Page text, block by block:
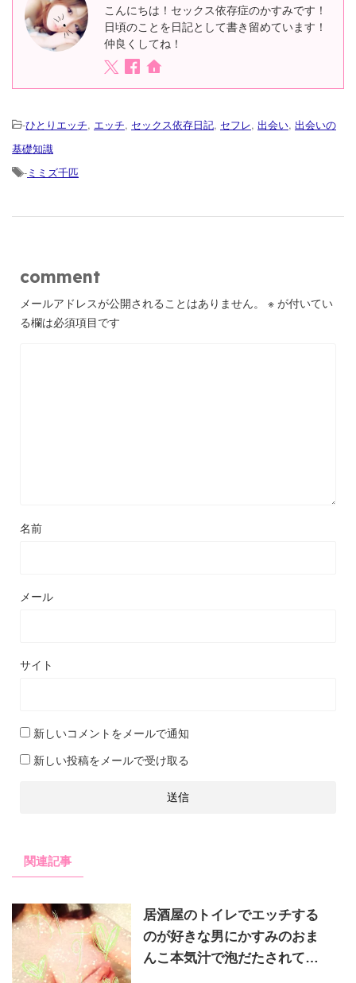
こんにちは！セックス依存症のかすみです！
日頃のことを日記として書き留めています！
仲良くしてね！
-ひとりエッチ, エッチ, セックス依存日記, セフレ, 出会い, 出会いの
基礎知識
-ミミズ千匹
comment
メールアドレスが公開されることはありません。 ※ が付いてい
る欄は必須項目です
名前
メール
サイト
新しいコメントをメールで通知
新しい投稿をメールで受け取る
関連記事
居酒屋のトイレでエッチする
のが好きな男にかすみのおま
んこ本気汁で泡だたされて…